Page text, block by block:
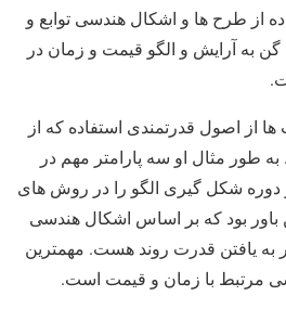
از طرح ها و اشکال هندسی توابع و
به آرایش و الگو قیمت و زمان در
از اصول قدرتمندی استفاده که از
طور مثال او سه پارامتر مهم در
دوره شکل گیری الگو را در روش های
باور بود که بر اساس اشکال هندسی
به یافتن قدرت روند هست. مهمترین
مرتبط با زمان و قیمت است.